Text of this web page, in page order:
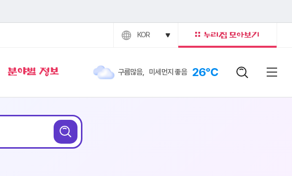
KOR
구름많음, 미세먼지 좋음 26℃
검색어
분야별 정보